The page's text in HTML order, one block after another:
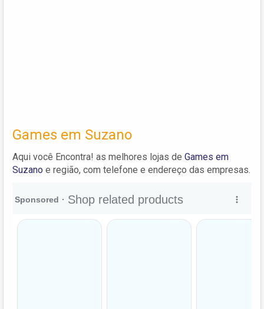
Games em Suzano
Aqui você Encontra! as melhores lojas de Games em
Suzano e região, com telefone e endereço das empresas.